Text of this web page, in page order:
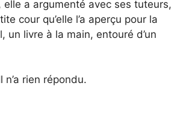
elle a argumenté avec ses tuteurs,
cour qu’elle l’a aperçu pour la
livre à la main, entouré d’un
rien répondu.